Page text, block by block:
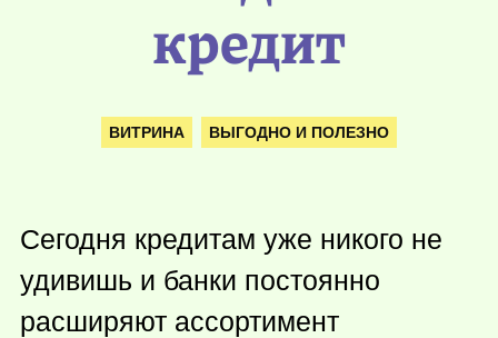
кредит
ВИТРИНА ВЫГОДНО И ПОЛЕЗНО
Сегодня кредитам уже никого не
удивишь и банки постоянно
расширяют ассортимент